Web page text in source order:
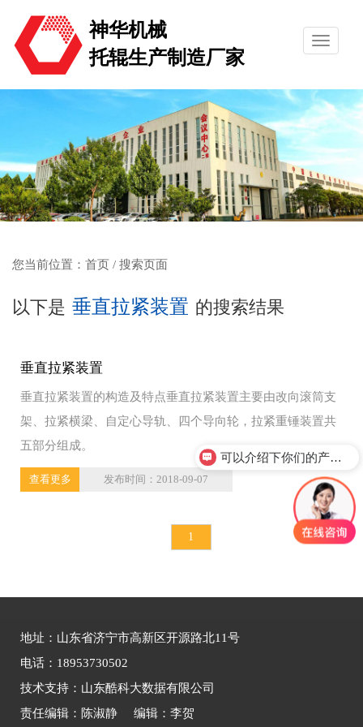
神华机械
托辊生产制造厂家
您当前位置： 首页 / 搜索页面
以下是 垂直拉紧装置 的搜索结果
垂直拉紧装置
垂直拉紧装置的构造及特点垂直拉紧装置主要由改向滚筒支
架、拉紧横梁、自定心导轨、四个导向轮，拉紧重锤装置共
五部分组成。
查看更多 发布时间：2018-09-07
1
地址：山东省济宁市高新区开源路北11号
电话：18953730502
技术支持：山东酷科大数据有限公司
责任编辑：陈淑静 编辑：李贺
可以介绍下你们的产品么？